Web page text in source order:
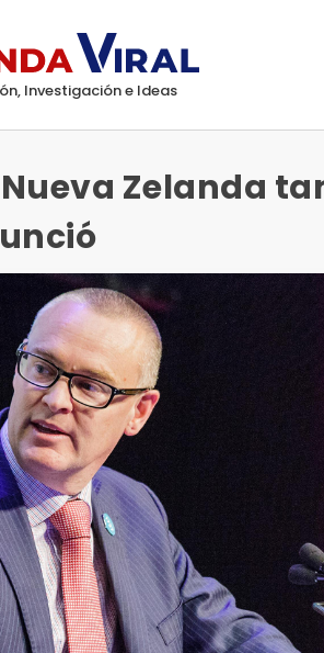
Investigación e Ideas
Zelanda